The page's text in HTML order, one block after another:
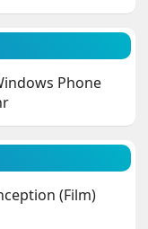
Phone
(Film)